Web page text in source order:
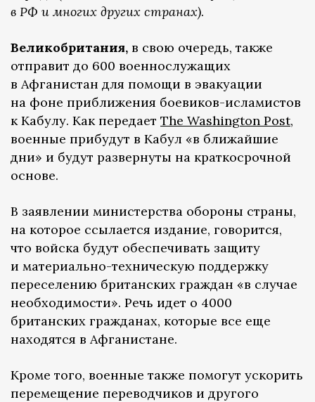
в РФ и многих других странах).
Великобритания, в свою очередь, также
отправит до 600 военнослужащих
в Афганистан для помощи в эвакуации
на фоне приближения боевиков-исламистов
к Кабулу. Как передает The Washington Post,
военные прибудут в Кабул «в ближайшие
дни» и будут развернуты на краткосрочной
основе.
В заявлении министерства обороны страны,
на которое ссылается издание, говорится,
что войска будут обеспечивать защиту
и материально-техническую поддержку
переселению британских граждан «в случае
необходимости». Речь идет о 4000
британских гражданах, которые все еще
находятся в Афганистане.
Кроме того, военные также помогут ускорить
перемещение переводчиков и другого